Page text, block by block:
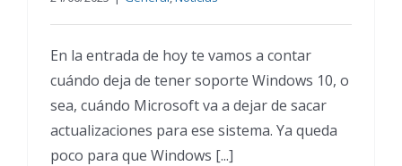
En la entrada de hoy te vamos a contar
cuándo deja de tener soporte Windows 10, o
sea, cuándo Microsoft va a dejar de sacar
actualizaciones para ese sistema. Ya queda
poco para que Windows [...]